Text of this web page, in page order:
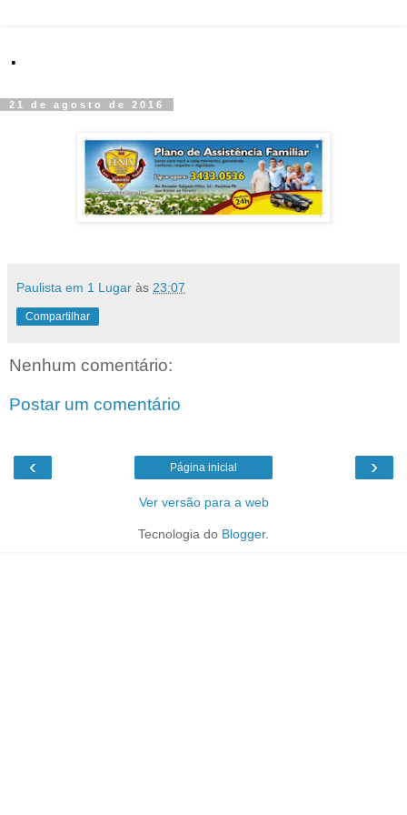
.
21 de agosto de 2016
Paulista em 1 Lugar às 23:07
Compartilhar
Nenhum comentário:
Postar um comentário
‹ ›
Página inicial
Ver versão para a web
Tecnologia do Blogger.